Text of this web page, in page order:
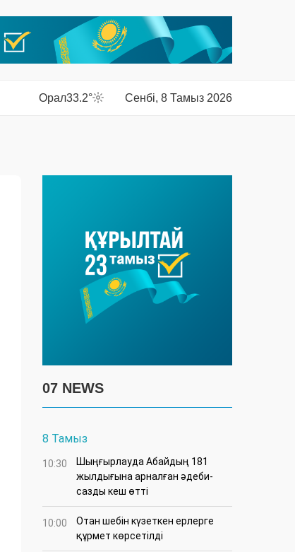
Орал33.2° Сенбі, 8 Тамыз 2026
07 NEWS
8 Тамыз
10:30
Шыңғырлауда Абайдың 181
жылдығына арналған әдеби-
сазды кеш өтті
10:00
Отан шебін күзеткен ерлерге
құрмет көрсетілді